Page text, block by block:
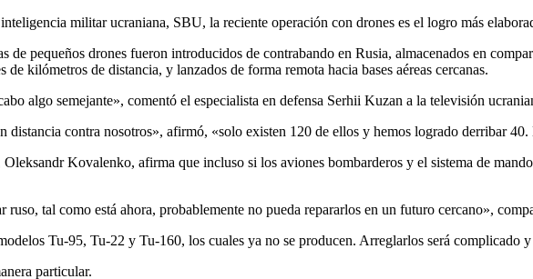
militar ucraniana, SBU, la reciente operación con drones es el logro más
de pequeños drones fueron introducidos de contrabando en Rusia, almacenados en
kilómetros de distancia, y lanzados de forma remota hacia bases aéreas cercanas.
algo semejante», comentó el especialista en defensa Serhii Kuzan a la televisión
distancia contra nosotros», afirmó, «solo existen 120 de ellos y hemos logrado derribar
Kovalenko, afirma que incluso si los aviones bombarderos y el sistema de
tal como está ahora, probablemente no pueda repararlos en un futuro cercano»,
Tu-95, Tu-22 y Tu-160, los cuales ya no se producen. Arreglarlos será complicado
particular.